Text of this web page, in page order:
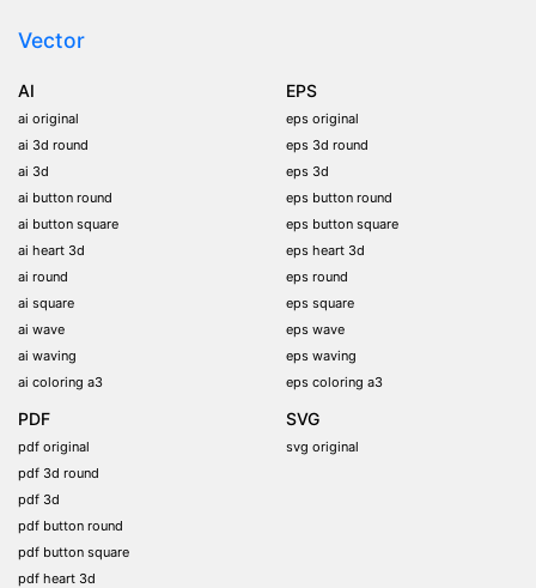
Vector
AI
ai original
ai 3d round
ai 3d
ai button round
ai button square
ai heart 3d
ai round
ai square
ai wave
ai waving
ai coloring a3
EPS
eps original
eps 3d round
eps 3d
eps button round
eps button square
eps heart 3d
eps round
eps square
eps wave
eps waving
eps coloring a3
PDF
pdf original
pdf 3d round
pdf 3d
pdf button round
pdf button square
pdf heart 3d
SVG
svg original